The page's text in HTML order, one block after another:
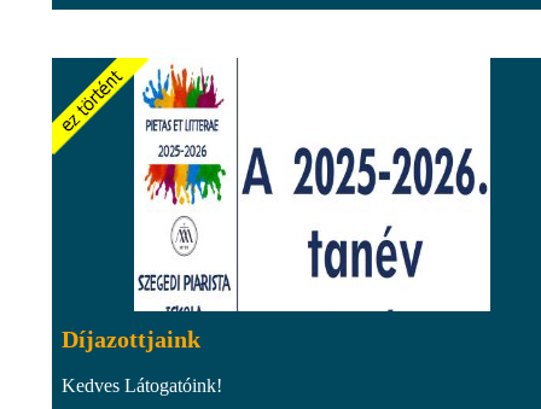
Díjazottjaink
Kedves Látogatóink!